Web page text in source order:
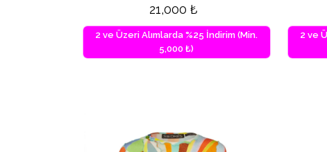
21,000₺
2 ve Üzeri Alımlarda %25 İndirim (Min.
5,000 ₺)
2 ve